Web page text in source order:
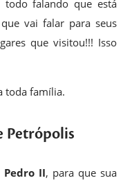
falando que está
vai falar para seus
que visitou!!! Isso
toda família.
Petrópolis
II, para que sua